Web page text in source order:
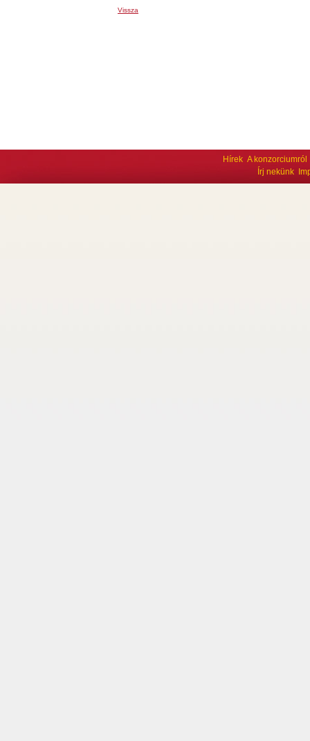
Vissza
Hírek A konzorciumról
Írj nekünk